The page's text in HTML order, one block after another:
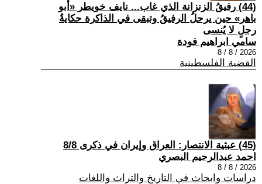
(44) رفيقُ الزنزانة الذي غاب... نايف خويطر «أبو
باهر» حين يرحلُ الرفيقُ وتبقى في الذاكرة حكايةُ
رجلٍ لا يُنسى
سامي ابراهيم فودة
2026 / 8 / 8
القضية الفلسطينية
(45) عبثية الانتصار: العراق وإيران في ذكرى 8/8
احمد عبدالرحيم البصري
2026 / 8 / 8
دراسات وابحاث في التاريخ والتراث واللغات